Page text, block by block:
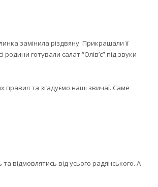
замінила різдвяну. Прикрашали її
готували салат “Олів’є” під звуки
правил та згадуємо наші звичаї. Саме
відмовлятись від усього радянського. А